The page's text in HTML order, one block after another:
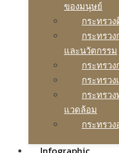
ของมนุษย์
กระทรว
กระทรว
และนวัตกรรม
กระทรว
กระทรว
กระทรว
แวดล้อม
กระทรว